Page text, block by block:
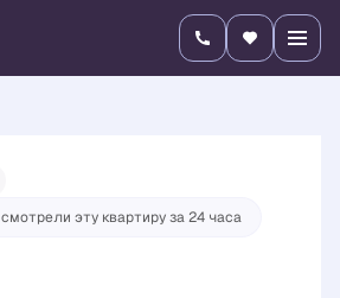
6 485 500 руб.
смотрели эту квартиру за 24 часа